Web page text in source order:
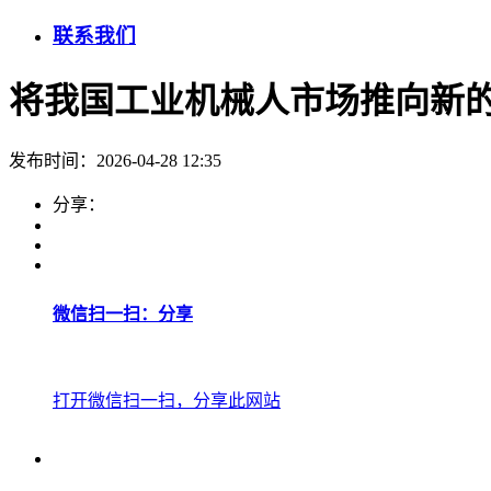
联系我们
将我国工业机械人市场推向新
发布时间：2026-04-28 12:35
分享：
微信扫一扫：分享
打开微信扫一扫，分享此网站